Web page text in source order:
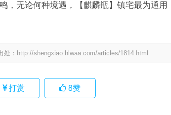
，无论何种境遇，【麒麟瓶】镇宅最为通用
： http://shengxiao.hlwaa.com/articles/1814.html
打赏 8赞